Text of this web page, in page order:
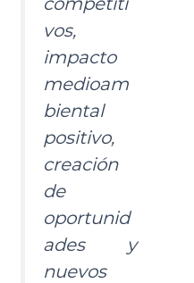
vos,
impacto
medioam
biental
positivo,
creación
de
oportunid
ades y
nuevos